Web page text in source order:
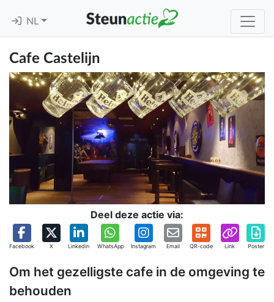
NL
Cafe Castelijn
Deel deze actie via:
Facebook X Linkedin WhatsApp Instagram Email QR-code Link Poster
Om het gezelligste cafe in de omgeving te
behouden